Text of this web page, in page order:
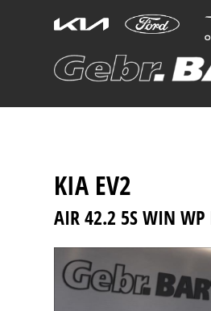
KIA EV2
AIR 42.2 5S WIN WP